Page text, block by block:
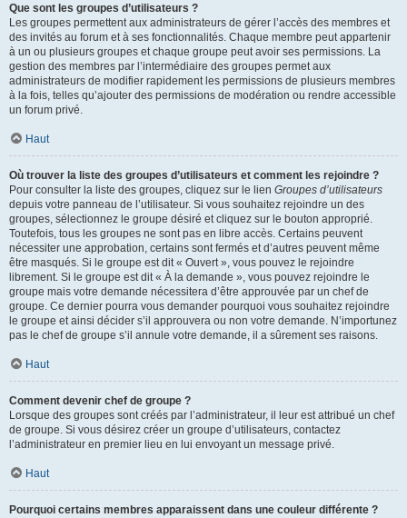
Que sont les groupes d’utilisateurs ?
Les groupes permettent aux administrateurs de gérer l’accès des membres et
des invités au forum et à ses fonctionnalités. Chaque membre peut appartenir
à un ou plusieurs groupes et chaque groupe peut avoir ses permissions. La
gestion des membres par l’intermédiaire des groupes permet aux
administrateurs de modifier rapidement les permissions de plusieurs membres
à la fois, telles qu’ajouter des permissions de modération ou rendre accessible
un forum privé.
Haut
Où trouver la liste des groupes d’utilisateurs et comment les rejoindre ?
Pour consulter la liste des groupes, cliquez sur le lien Groupes d’utilisateurs
depuis votre panneau de l’utilisateur. Si vous souhaitez rejoindre un des
groupes, sélectionnez le groupe désiré et cliquez sur le bouton approprié.
Toutefois, tous les groupes ne sont pas en libre accès. Certains peuvent
nécessiter une approbation, certains sont fermés et d’autres peuvent même
être masqués. Si le groupe est dit « Ouvert », vous pouvez le rejoindre
librement. Si le groupe est dit « À la demande », vous pouvez rejoindre le
groupe mais votre demande nécessitera d’être approuvée par un chef de
groupe. Ce dernier pourra vous demander pourquoi vous souhaitez rejoindre
le groupe et ainsi décider s’il approuvera ou non votre demande. N’importunez
pas le chef de groupe s’il annule votre demande, il a sûrement ses raisons.
Haut
Comment devenir chef de groupe ?
Lorsque des groupes sont créés par l’administrateur, il leur est attribué un chef
de groupe. Si vous désirez créer un groupe d’utilisateurs, contactez
l’administrateur en premier lieu en lui envoyant un message privé.
Haut
Pourquoi certains membres apparaissent dans une couleur différente ?